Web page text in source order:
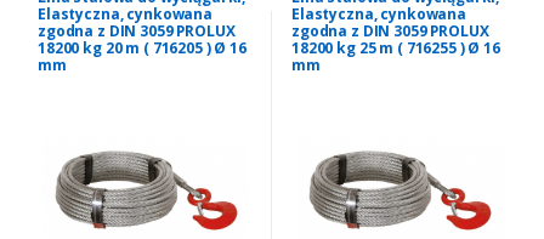
Elastyczna, cynkowana
zgodna z DIN 3059 PROLUX
18200 kg 20 m ( 716205 ) Ø 16
mm
Elastyczna, cynkowana
zgodna z DIN 3059 PROLUX
18200 kg 25 m ( 716255 ) Ø 16
mm